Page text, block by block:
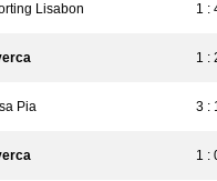
Lisabon 1 :
1 :
Pia 3 :
1 :